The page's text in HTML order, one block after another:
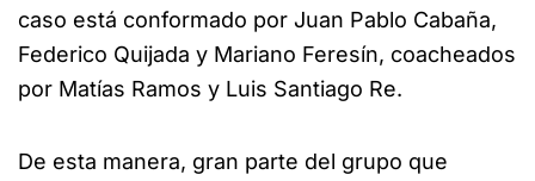
caso está conformado por Juan Pablo Cabaña,
Federico Quijada y Mariano Feresín, coacheados
por Matías Ramos y Luis Santiago Re.
De esta manera, gran parte del grupo que